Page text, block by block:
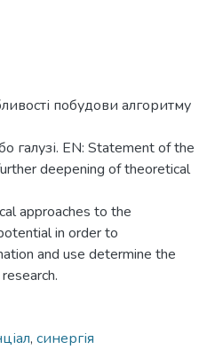
побудови алгоритму
галузі. EN: Statement of the
deepening of theoretical
approaches to the
in order to
and use determine the
, синергія